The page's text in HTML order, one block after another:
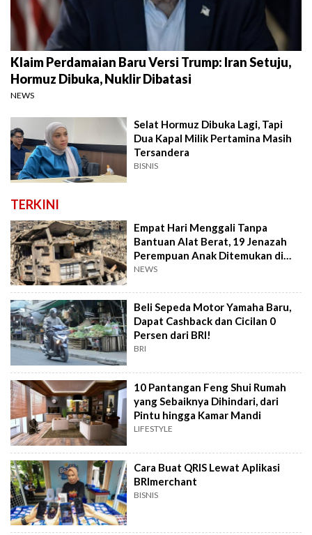
Klaim Perdamaian Baru Versi Trump: Iran Setuju,
Hormuz Dibuka, Nuklir Dibatasi
NEWS
Selat Hormuz Dibuka Lagi, Tapi
Dua Kapal Milik Pertamina Masih
Tersandera
BISNIS
TERKINI
Empat Hari Menggali Tanpa
Bantuan Alat Berat, 19 Jenazah
Perempuan Anak Ditemukan di
Gaza
NEWS
Beli Sepeda Motor Yamaha Baru,
Dapat Cashback dan Cicilan 0
Persen dari BRI!
BRI
10 Pantangan Feng Shui Rumah
yang Sebaiknya Dihindari, dari
Pintu hingga Kamar Mandi
LIFESTYLE
Cara Buat QRIS Lewat Aplikasi
BRImerchant
BISNIS